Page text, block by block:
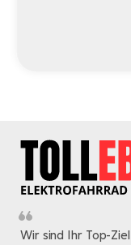
Wir sind Ihr Top-